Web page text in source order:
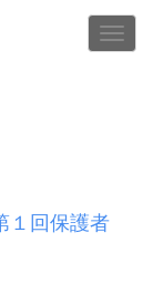
１回保護者